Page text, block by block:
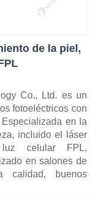
de la piel,
Co., Ltd. es un
fotoeléctricos con
en la
incluido el láser
celular FPL,
en salones de
calidad, buenos